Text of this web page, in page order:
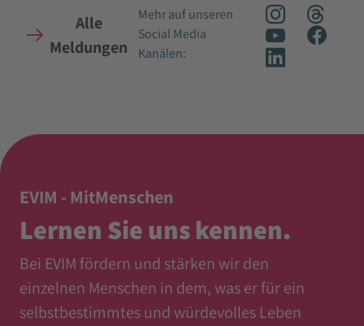
Alle
Meldungen
Mehr auf unseren
Social Media
Kanälen:
EVIM - MitMenschen
Lernen Sie uns kennen.
Bei EVIM fördern und stärken wir den
einzelnen Menschen in dem, was er für ein
selbstbestimmtes und würdevolles Leben